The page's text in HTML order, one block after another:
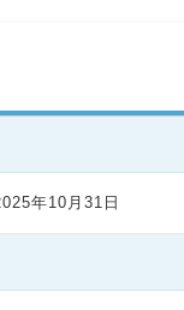
年10月31日